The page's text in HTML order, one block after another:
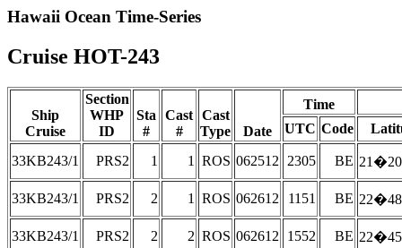
Hawaii Ocean Time-Series
Cruise HOT-243
Ship
Cruise
Section
WHP
ID
Sta
#
Cast
#
Cast
Type
Date
Time
UTC Code
33KB243/1 PRS2 1 1 ROS 062512 2305 BE
33KB243/1 PRS2 2 1 ROS 062612 1151 BE
33KB243/1 PRS2 2 2 ROS 062612 1552 BE